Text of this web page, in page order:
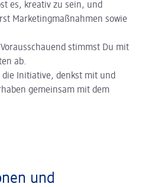
es, kreativ zu sein, und
Marketingmaßnahmen sowie
Vorausschauend stimmst Du mit
ab.
die Initiative, denkst mit und
gemeinsam mit dem
und